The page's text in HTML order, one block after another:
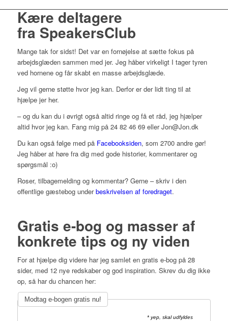
Kære deltagere
fra SpeakersClub
Mange tak for sidst! Det var en fornøjelse at sætte fokus på
arbejdsglæden sammen med jer. Jeg håber virkeligt I tager tyren
ved hornene og får skabt en masse arbejdsglæde.
Jeg vil gerne støtte hvor jeg kan. Derfor er der lidt ting til at
hjælpe jer her.
– og du kan du i øvrigt også altid ringe og få et råd, jeg hjælper
altid hvor jeg kan. Fang mig på 24 82 46 69 eller Jon@Jon.dk
Du kan også følge med på Facebooksiden, som 2700 andre gør!
Jeg håber at høre fra dig med gode historier, kommentarer og
spørgsmål :o)
Roser, tilbagemelding og kommentar? Gerne – skriv i den
offentlige gæstebog underbeskrivelsen af foredraget.
Gratis e-bog og masser af
konkrete tips og ny viden
For at hjælpe dig videre har jeg samlet en gratis e-bog på 28
sider, med 12 nye redskaber og god inspiration. Skrev du dig ikke
op, så har du chancen her:
Modtag e-bogen gratis nu!
* yep, skal udfyldes